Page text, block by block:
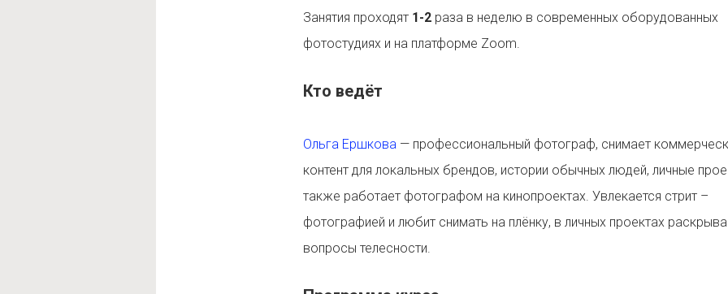
Занятия проходят 1-2 раза в неделю в современных оборудованных
фотостудиях и на платформе Zoom.
Кто ведёт
Ольга Ершкова — профессиональный фотограф, снимает
контент для локальных брендов, истории обычных людей, личные
также работает фотографом на кинопроектах. Увлекается стрит –
фотографией и любит снимать на плёнку, в личных проектах
вопросы телесности.